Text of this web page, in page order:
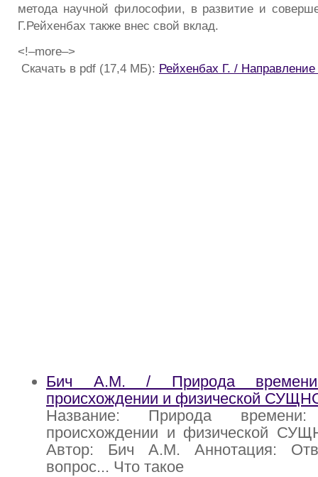
метода научной философии, в развитие и
Г.Рейхенбах также внес свой вклад.
<!–more–>
Скачать в pdf (17,4 МБ): Рейхенбах Г. /
Бич А.М. / Природа
происхождении и физической
Название: Природа
происхождении и физической
Автор: Бич А.М. Аннотация:
вопрос... Что такое